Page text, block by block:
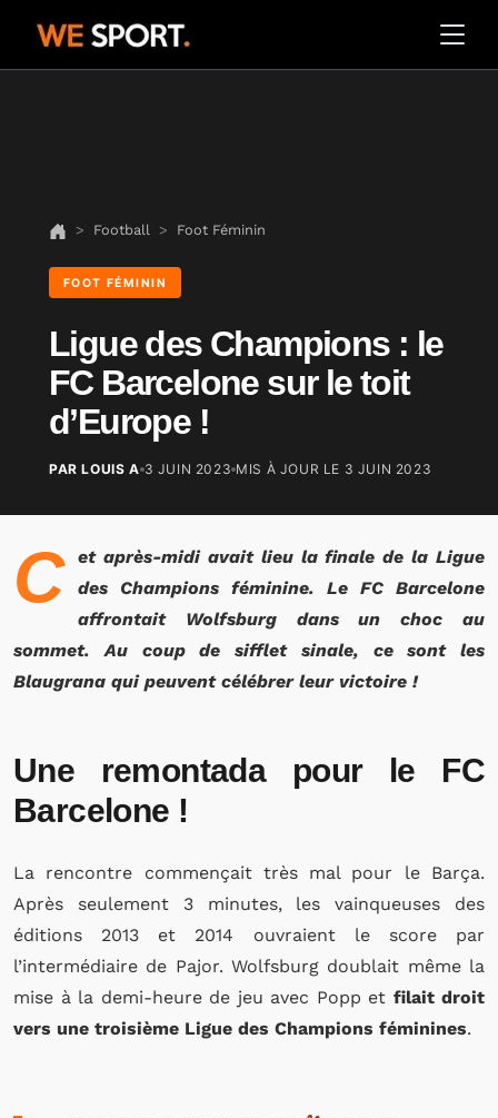
Football Foot Féminin
FOOT FÉMININ
Ligue des Champions : le
FC Barcelone sur le toit
d’Europe !
PAR LOUIS A 3 JUIN 2023 MIS À JOUR LE 3 JUIN 2023
C
et après-midi avait lieu la finale de la Ligue
des Champions féminine. Le FC Barcelone
affrontait Wolfsburg dans un choc au
sommet. Au coup de sifflet sinale, ce sont les
Blaugrana qui peuvent célébrer leur victoire !
Une remontada pour le FC
Barcelone !
La rencontre commençait très mal pour le Barça.
Après seulement 3 minutes, les vainqueuses des
éditions 2013 et 2014 ouvraient le score par
l’intermédiaire de Pajor. Wolfsburg doublait même la
mise à la demi-heure de jeu avec Popp et filait droit
vers une troisième Ligue des Champions féminines.